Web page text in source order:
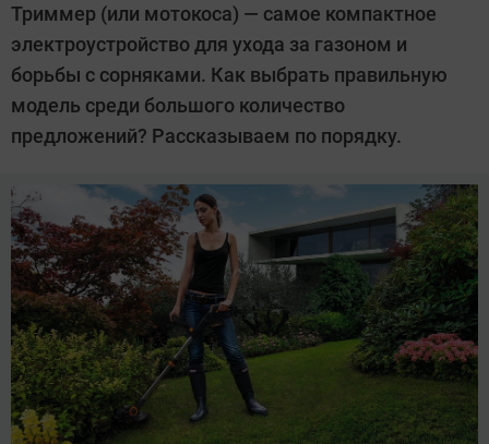
Иванов
Триммер (или мотокоса) — самое компактное
электроустройство для ухода за газоном и
борьбы с сорняками. Как выбрать правильную
модель среди большого количество
предложений? Рассказываем по порядку.